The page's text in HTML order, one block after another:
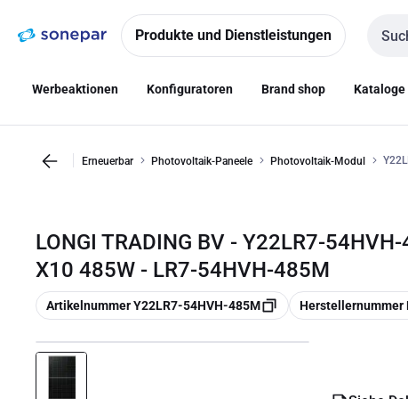
NavigationInhalt
Produkte und Dienstleistungen
Werbeaktionen Konfiguratoren Brand shop Kataloge
Erneuerbar Photovoltaik-Paneele Photovoltaik-Modul
LONGI TRADING BV - Y22LR7-
X10 485W - LR7-54HVH-485M
Kopieren
Artikelnummer Y22LR7-54HVH-485M Kopieren
Herstellernummer